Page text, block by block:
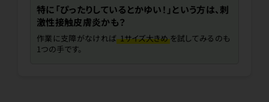
特に「ぴったりしているとかゆい！」という方は、刺
激性接触皮膚炎かも？
作業に支障がなければ1サイズ大きめを試してみるのも
1つの手です。